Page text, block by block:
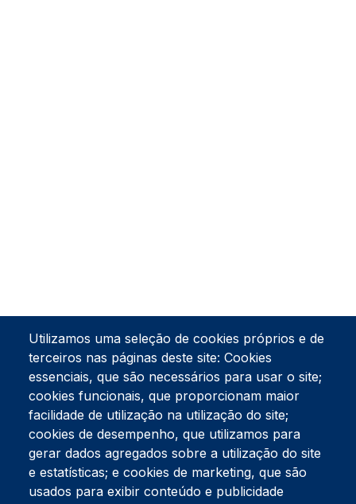
Tel:234 390 100Fax:234 390 100
Endereço Postal
Apartado 42
Rua Gil Eanes 31
Utilizamos uma seleção de cookies próprios e de
terceiros nas páginas deste site: Cookies
essenciais, que são necessários para usar o site;
cookies funcionais, que proporcionam maior
facilidade de utilização na utilização do site;
cookies de desempenho, que utilizamos para
gerar dados agregados sobre a utilização do site
e estatísticas; e cookies de marketing, que são
usados para exibir conteúdo e publicidade